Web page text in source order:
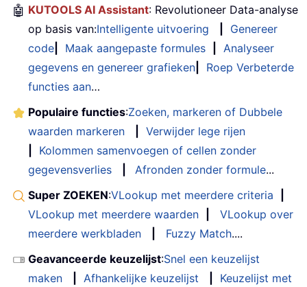
🤖 KUTOOLS AI Assistant: Revolutioneer Data-analyse
op basis van:Intelligente uitvoering
Genereer
code
Maak aangepaste formules
Analyseer
gegevens en genereer grafieken
Roep Verbeterde
functies aan…
Populaire functies:Zoeken, markeren of Dubbele
waarden markeren
Verwijder lege rijen
Kolommen samenvoegen of cellen zonder
gegevensverlies
Afronden zonder formule...
Super ZOEKEN:VLookup met meerdere criteria
VLookup met meerdere waarden
VLookup over
meerdere werkbladen
Fuzzy Match....
Geavanceerde keuzelijst:Snel een keuzelijst
maken
Afhankelijke keuzelijst
Keuzelijst met